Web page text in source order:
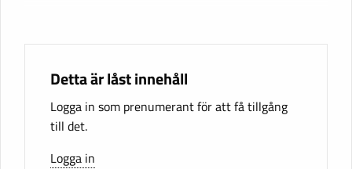
Detta är låst innehåll
Logga in som prenumerant för att få tillgång
till det.
Logga in